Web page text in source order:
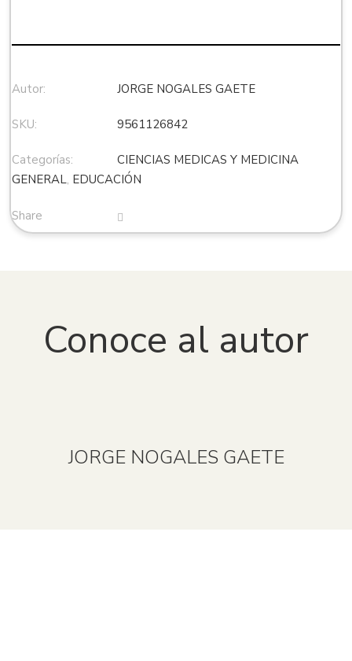
Autor: JORGE NOGALES GAETE
SKU: 9561126842
Categorías:
CIENCIAS MEDICAS Y MEDICINA
GENERAL, EDUCACIÓN
Share
Conoce al autor
JORGE NOGALES GAETE